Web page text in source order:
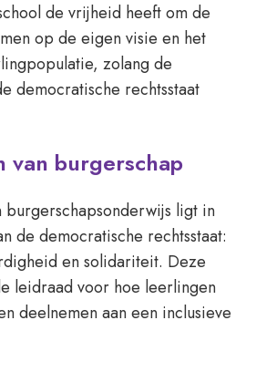
de vrijheid heeft om de
op de eigen visie en het
zolang de
democratische rechtsstaat
van burgerschap
burgerschapsonderwijs ligt in
de democratische rechtsstaat:
en solidariteit. Deze
leidraad voor hoe leerlingen
deelnemen aan een inclusieve